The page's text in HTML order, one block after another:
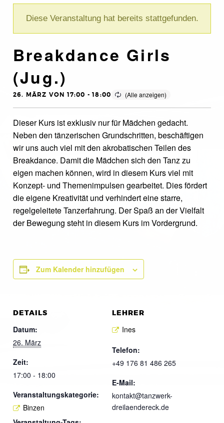
Diese Veranstaltung hat bereits stattgefunden.
Breakdance Girls
(Jug.)
26. MÄRZ VON 17:00 -18:00
Dieser Kurs ist exklusiv nur für Mädchen gedacht.
Neben den tänzerischen Grundschritten, beschäftigen
wir uns auch viel mit den akrobatischen Teilen des
Breakdance. Damit die Mädchen sich den Tanz zu
eigen machen können, wird in diesem Kurs viel mit
Konzept- und Themenimpulsen gearbeitet. Dies fördert
die eigene Kreativität und verhindert eine starre,
regelgeleitete Tanzerfahrung. Der Spaß an der Vielfalt
der Bewegung steht in diesem Kurs im Vordergrund.
Zum Kalender hinzufügen
DETAILS
Datum:
26. März
Zeit:
17:00 - 18:00
Veranstaltungskategorie:
Binzen
LEHRER
Ines
Telefon:
+49 176 81 486 265
E-Mail:
kontakt@tanzwerk-
dreilaendereck.de